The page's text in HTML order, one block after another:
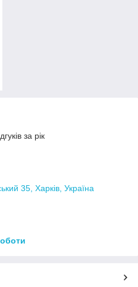
за рік
35, Харків, Україна